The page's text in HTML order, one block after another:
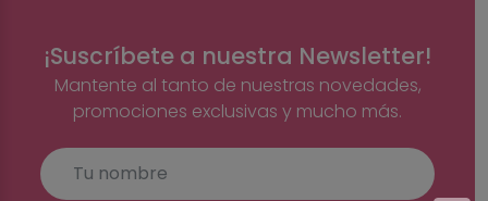
¡Suscríbete a nuestra Newsletter!
Mantente al tanto de nuestras novedades,
promociones exclusivas y mucho más.